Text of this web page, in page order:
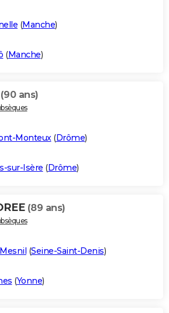
(Manche)
(Manche)
(90 ans)
Monteux(Drôme)
sur-Isère (Drôme)
(89 ans)
(Seine-Saint-Denis)
(Yonne)